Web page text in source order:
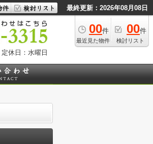
最終更新：2026年08月08日
00件
最近見た物件
00件
検討リスト
定休日：水曜日